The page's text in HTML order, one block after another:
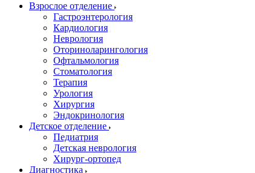
Взрослое отделение
Гастроэнтерология
Кардиология
Неврология
Оториноларингология
Офтальмология
Стоматология
Терапия
Урология
Хирургия
Эндокринология
Детское отделение
Педиатрия
Детская неврология
Хирург-ортопед
Диагностика